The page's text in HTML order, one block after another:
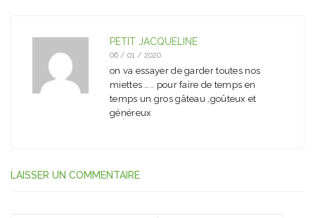
PETIT JACQUELINE
06 / 01 / 2020
on va essayer de garder toutes nos
miettes ….. pour faire de temps en
temps un gros gâteau ,goûteux et
généreux
LAISSER UN COMMENTAIRE